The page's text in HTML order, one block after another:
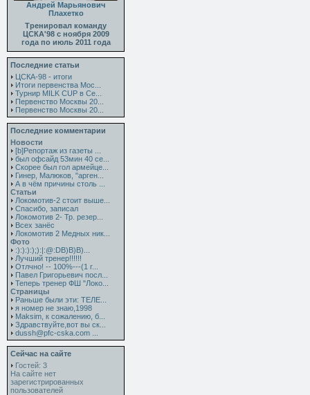
Андрей Марьянович
Плахетко
Тренировал команду
ЦСКА'98 с ноября 2009
года по июль 2011 года
Последние статьи
ЦСКА-98 - итоги
Итоги первенства Мос...
Турнир MILK CUP в Се...
Первенство Москвы 20...
Первенство Москвы 20...
Последние комментарии
Новости
[b]Репортаж из газеты ...
был офсайд 53мин 40 се...
Скорее был гол армейце...
Гинер, Малюков, "арген...
А в чём причины столь ...
Статьи
Локомотив-2 стоит выше...
Спасибо, записал
Локомотив 2- Тр. резер...
Всех занёс
Локомотив 2 Медных ник...
Фото
:):):):);):|:@:DB)B)B)...
Лучший тренер!!!!!!
Отлчно! -- 100%---(1 г...
Павел Григорьевич посл...
Теперь тренер ФШ "Локо...
Страницы
Раньше были эти: ТЕЛЕ...
я номер не знаю,1998
Maksim, к сожалению, б...
Здравствуйте,вот вы ск...
dussh@pfc-cska.com ...
Сейчас на сайте
Гостей: 3
На сайте нет
зарегистрированных
пользователей